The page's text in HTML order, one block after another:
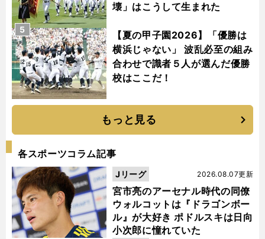
壊」はこうして生まれた
【夏の甲子園2026】「優勝は
横浜じゃない」 波乱必至の組み
合わせで識者５人が選んだ優勝
校はここだ！
5
もっと見る
各スポーツコラム記事
宮市亮のアーセナル時代の同僚
ウォルコットは『ドラゴンボー
ル』が大好き ポドルスキは日向
小次郎に憧れていた
2026.08.07更新
Jリーグ